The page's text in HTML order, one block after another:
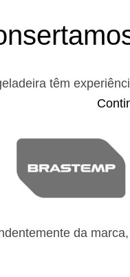
têm
da